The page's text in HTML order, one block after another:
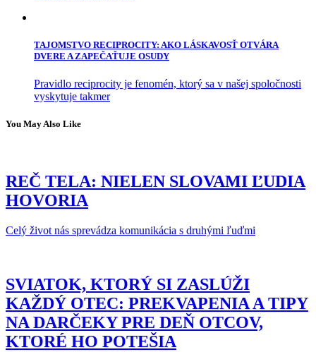
TAJOMSTVO RECIPROCITY: AKO LÁSKAVOSŤ OTVÁRA
DVERE A ZAPEČAŤUJE OSUDY
Pravidlo reciprocity je fenomén, ktorý sa v našej spoločnosti
vyskytuje takmer
You May Also Like
REČ TELA: NIELEN SLOVAMI ĽUDIA
HOVORIA
Celý život nás sprevádza komunikácia s druhými ľuďmi
SVIATOK, KTORÝ SI ZASLÚŽI
KAŽDÝ OTEC: PREKVAPENIA A TIPY
NA DARČEKY PRE DEŇ OTCOV,
KTORÉ HO POTEŠIA